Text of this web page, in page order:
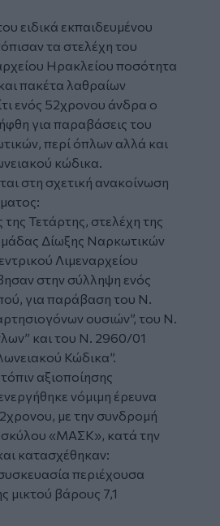
ειδικά εκπαιδευμένου
τα στελέχη του
Ηρακλείου ποσότητα
πακέτα λαθραίων
ενός 52χρονου άνδρα ο
για παραβάσεις του
περί όπλων αλλά και
κώδικα.
στη σχετική ανακοίνωση
της Τετάρτης, στελέχη της
Δίωξης Ναρκωτικών
Λιμεναρχείου
στην σύλληψη ενός
για παράβαση του Ν.
ουσιών”, του Ν.
και του Ν. 2960/01
Κώδικα”.
αξιοποίησης
νόμιμη έρευνα
με την συνδρομή
σκύλου «ΜΑΣΚ», κατά την
κατασχέθηκαν:
περιέχουσα
μικτού βάρους 7,1